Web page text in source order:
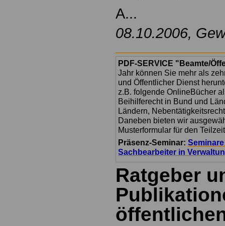
A...
08.10.2006,
PDF-SERVICE "Beamte/
Jahr können Sie mehr als
und Öffentlicher Dienst
z.B. folgende OnlineBücher
Beihilferecht in Bund und
Ländern,
Daneben bieten wir
Musterformular für den
Präsenz-Seminar:
Sachbearbeiter in
Ratgeber